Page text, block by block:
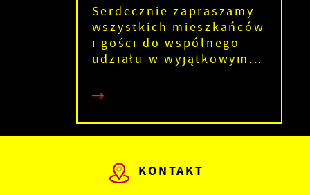
Serdecznie zapraszamy
wszystkich mieszkańców
i gości do wspólnego
udziału w wyjątkowym...
KONTAKT